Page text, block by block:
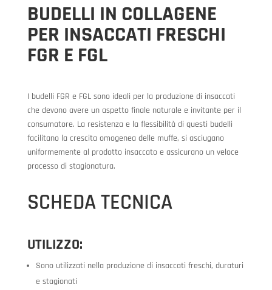
BUDELLI IN COLLAGENE
PER INSACCATI FRESCHI
FGR E FGL
I budelli FGR e FGL sono ideali per la produzione di insaccati
che devono avere un aspetto finale naturale e invitante per il
consumatore. La resistenza e la flessibilità di questi budelli
facilitano la crescita omogenea delle muffe, si asciugano
uniformemente al prodotto insaccato e assicurano un veloce
processo di stagionatura.
SCHEDA TECNICA
UTILIZZO:
Sono utilizzati nella produzione di insaccati freschi, duraturi
e stagionati